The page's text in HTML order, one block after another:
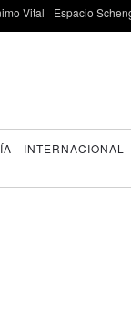
Vital Espacio
INTERNACIONAL